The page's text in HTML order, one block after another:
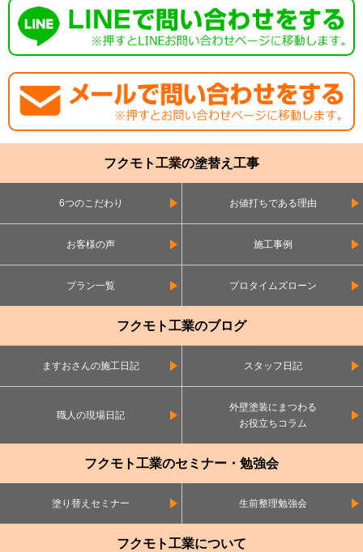
フクモト工業の塗替え工事
6つのこだわり お値打ちである理由
お客様の声 施工事例
プラン一覧 プロタイムズローン
フクモト工業のブログ
ますおさんの施工日記 スタッフ日記
職人の現場日記
外壁塗装にまつわる
お役立ちコラム
フクモト工業のセミナー・勉強会
塗り替えセミナー 生前整理勉強会
フクモト工業について